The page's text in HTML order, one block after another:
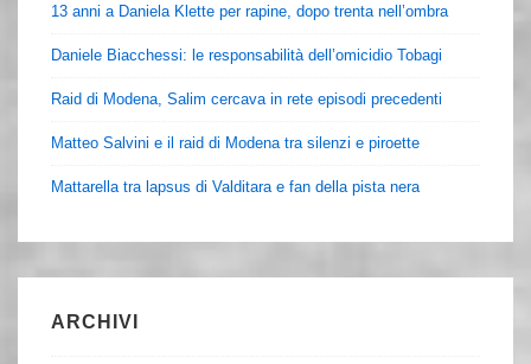
13 anni a Daniela Klette per rapine, dopo trenta nell’ombra
Daniele Biacchessi: le responsabilità dell’omicidio Tobagi
Raid di Modena, Salim cercava in rete episodi precedenti
Matteo Salvini e il raid di Modena tra silenzi e piroette
Mattarella tra lapsus di Valditara e fan della pista nera
ARCHIVI